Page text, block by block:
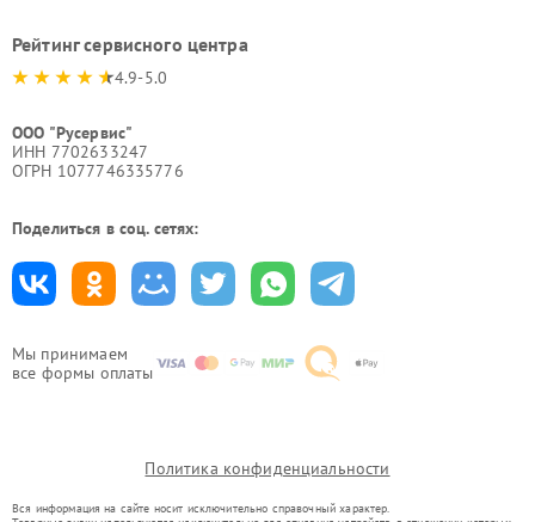
Мы принимаем
все формы оплаты
Рейтинг сервисного центра
4.9-5.0
ООО "Русервис"
ИНН 7702633247
ОГРН 1077746335776
Поделиться в соц. сетях:
Политика конфиденциальности
Вся информация на сайте носит исключительно справочный характер.